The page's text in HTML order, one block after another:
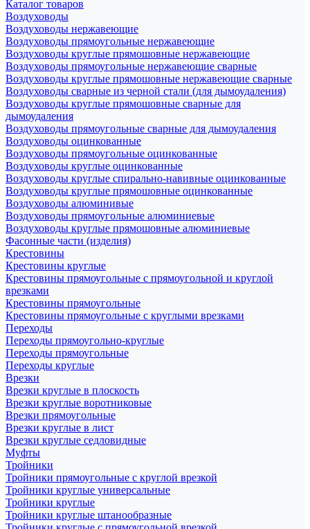
Каталог товаров
Воздуховоды
Воздуховоды нержавеющие
Воздуховоды прямоугольные нержавеющие
Воздуховоды круглые прямошовные нержавеющие
Воздуховоды прямоугольные нержавеющие сварные
Воздуховоды круглые прямошовные нержавеющие сварные
Воздуховоды сварные из черной стали (для дымоудаления)
Воздуховоды круглые прямошовные сварные для
дымоудаления
Воздуховоды прямоугольные сварные для дымоудаления
Воздуховоды оцинкованные
Воздуховоды прямоугольные оцинкованные
Воздуховоды круглые оцинкованные
Воздуховоды круглые спирально-навивные оцинкованные
Воздуховоды круглые прямошовные оцинкованные
Воздуховоды алюминивые
Воздуховоды прямоугольные алюминиевые
Воздуховоды круглые прямошовные алюминиевые
Фасонные части (изделия)
Крестовины
Крестовины круглые
Крестовины прямоугольные с прямоугольной и круглой
врезками
Крестовины прямоугольные
Крестовины прямоугольные с круглыми врезками
Переходы
Переходы прямоугольно-круглые
Переходы прямоугольные
Переходы круглые
Врезки
Врезки круглые в плоскость
Врезки круглые воротниковые
Врезки прямоугольные
Врезки круглые в лист
Врезки круглые седловидные
Муфты
Тройники
Тройники прямоугольные с круглой врезкой
Тройники круглые универсальные
Тройники круглые
Тройники круглые штанообразные